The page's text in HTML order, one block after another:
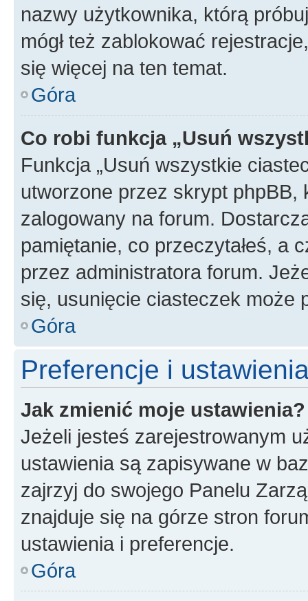
nazwy użytkownika, którą
mógł też zablokować
się więcej na ten temat.
Góra
Co robi funkcja „Usuń
Funkcja „Usuń wszystkie
utworzone przez skrypt
zalogowany na forum.
pamiętanie, co przeczytałeś, a
przez administratora forum.
się, usunięcie ciasteczek może
Góra
Preferencje i
Jak zmienić moje ustawienia?
Jeżeli jesteś zarejestrowanym
ustawienia są zapisywane w
zajrzyj do swojego Panelu
znajduje się na górze stron
ustawienia i preferencje.
Góra